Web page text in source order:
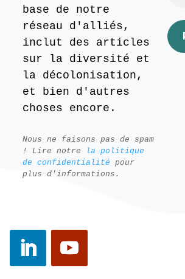
base de notre
réseau d'alliés,
inclut des articles
sur la diversité et
la décolonisation,
et bien d'autres
choses encore.
Nous ne faisons pas de spam
! Lire notre
la politique
de confidentialité pour
plus d'informations.